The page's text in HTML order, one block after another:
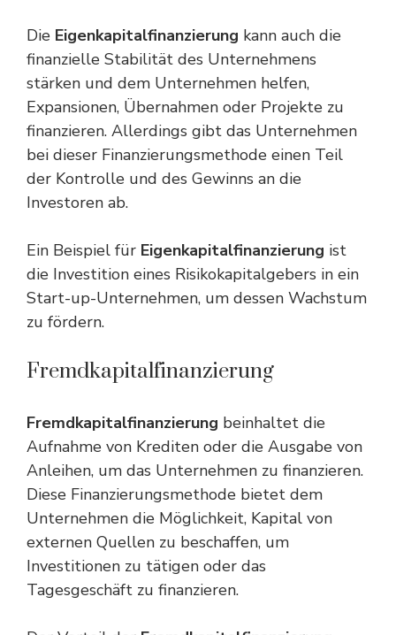
Die Eigenkapitalfinanzierung kann auch die
finanzielle Stabilität des Unternehmens
stärken und dem Unternehmen helfen,
Expansionen, Übernahmen oder Projekte zu
finanzieren. Allerdings gibt das Unternehmen
bei dieser Finanzierungsmethode einen Teil
der Kontrolle und des Gewinns an die
Investoren ab.
Ein Beispiel für Eigenkapitalfinanzierung ist
die Investition eines Risikokapitalgebers in ein
Start-up-Unternehmen, um dessen Wachstum
zu fördern.
Fremdkapitalfinanzierung
Fremdkapitalfinanzierung beinhaltet die
Aufnahme von Krediten oder die Ausgabe von
Anleihen, um das Unternehmen zu finanzieren.
Diese Finanzierungsmethode bietet dem
Unternehmen die Möglichkeit, Kapital von
externen Quellen zu beschaffen, um
Investitionen zu tätigen oder das
Tagesgeschäft zu finanzieren.